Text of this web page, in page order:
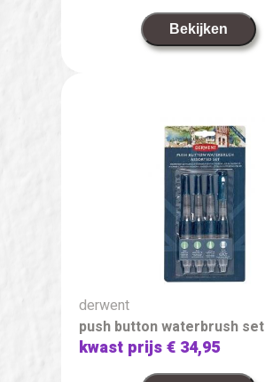
Bekijken
derwent
push button waterbrush set
kwast prijs€ 34,95